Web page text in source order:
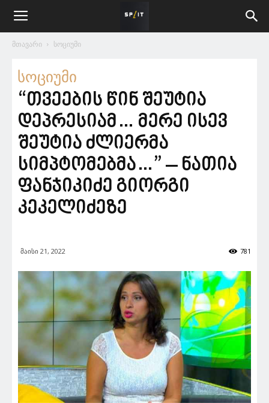
მთავარი სოციუმი
სოციუმი
“თვეების წინ შეუტია
დეპრესიამ… მერე ისევ
შეუტია ძლიერმა
სიმპტომებმა…” – ნათია
ფანჯიკიძე გიორგი
კეკელიძეზე
მაისი 21, 2022 781